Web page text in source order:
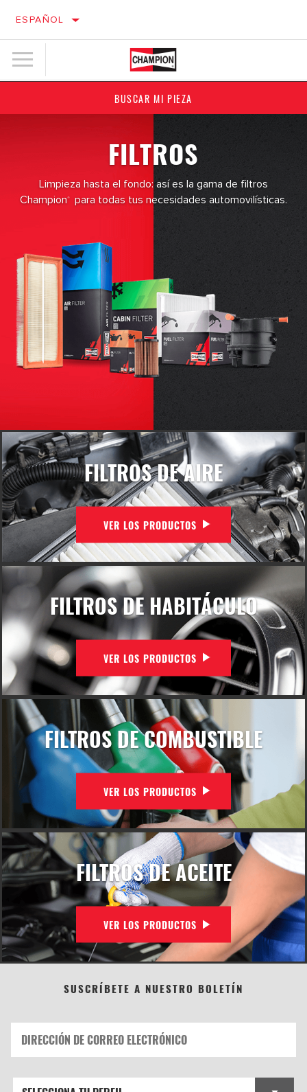
ESPAÑOL
BUSCAR MI PIEZA
FILTROS
Limpieza hasta el fondo: así es la gama de filtros
Champion® para todas tus necesidades automovilísticas.
FILTROS DE AIRE
VER LOS PRODUCTOS
FILTROS DE HABITÁCULO
VER LOS PRODUCTOS
FILTROS DE COMBUSTIBLE
VER LOS PRODUCTOS
FILTROS DE ACEITE
VER LOS PRODUCTOS
SUSCRÍBETE A NUESTRO BOLETÍN